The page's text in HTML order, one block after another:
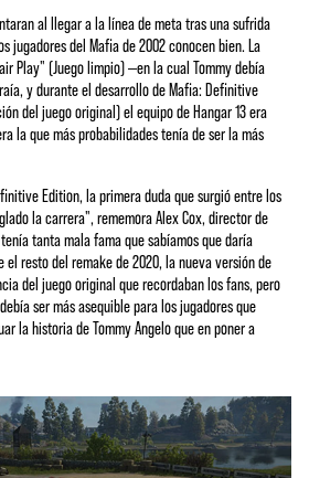
al llegar a la línea de meta tras una sufrida
jugadores del Mafia de 2002 conocen bien. La
Play" (Juego limpio) —en la cual Tommy debía
y durante el desarrollo de Mafia: Definitive
del juego original) el equipo de Hangar 13 era
la que más probabilidades tenía de ser la más
Edition, la primera duda que surgió entre los
la carrera", rememora Alex Cox, director de
tanta mala fama que sabíamos que daría
el resto del remake de 2020, la nueva versión de
del juego original que recordaban los fans, pero
ser más asequible para los jugadores que
la historia de Tommy Angelo que en poner a